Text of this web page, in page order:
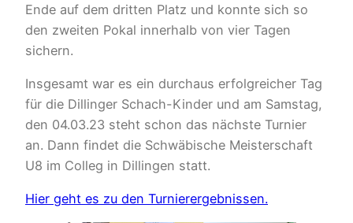
Ende auf dem dritten Platz und konnte sich so
den zweiten Pokal innerhalb von vier Tagen
sichern.
Insgesamt war es ein durchaus erfolgreicher Tag
für die Dillinger Schach-Kinder und am Samstag,
den 04.03.23 steht schon das nächste Turnier
an. Dann findet die Schwäbische Meisterschaft
U8 im Colleg in Dillingen statt.
Hier geht es zu den Turnierergebnissen.